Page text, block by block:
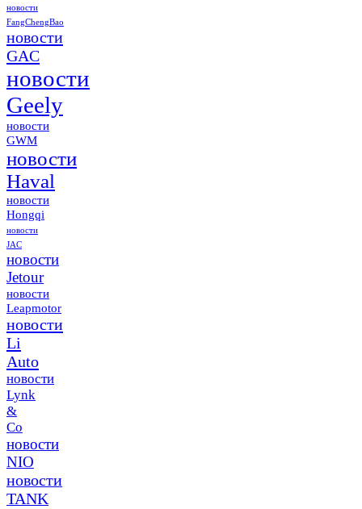
новости
FangChengBao
новости
GAC
новости
Geely
новости
GWM
новости
Haval
новости
Hongqi
новости
JAC
новости
Jetour
новости
Leapmotor
новости
Li
Auto
новости
Lynk
&
Co
новости
NIO
новости
TANK